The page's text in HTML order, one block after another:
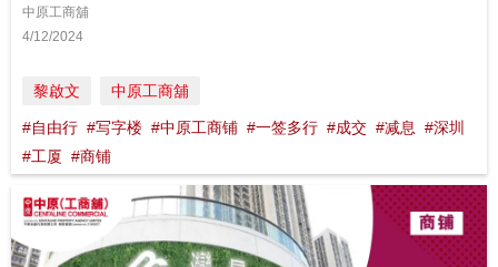
中原工商舖
4/12/2024
黎啟文 中原工商舖
#自由行 #写字楼 #中原工商铺 #一签多行 #成交 #减息
#深圳
#工厦 #商铺